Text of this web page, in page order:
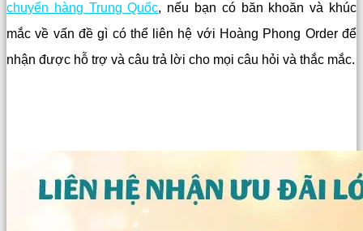
chuyển hàng Trung Quốc, nếu bạn có băn khoăn và khúc
mắc về vấn đề gì có thể liên hệ với Hoàng Phong Order để
nhận được hỗ trợ và câu trả lời cho mọi câu hỏi và thắc mắc.